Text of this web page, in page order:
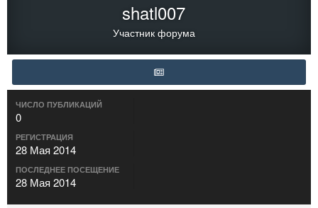
shatl007
Участник форума
ЧИСЛО ПУБЛИКАЦИЙ
0
РЕГИСТРАЦИЯ
28 Мая 2014
ПОСЛЕДНЕЕ ПОСЕЩЕНИЕ
28 Мая 2014